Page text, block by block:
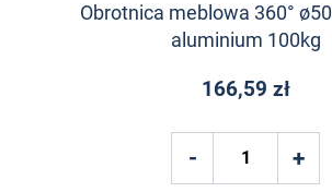
Obrotnica meblowa 360°
aluminium 100kg
166,59 zł